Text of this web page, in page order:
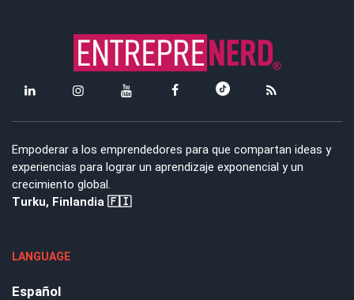
Empoderar a los emprendedores para que compartan ideas y
experiencias para lograr un aprendizaje exponencial y un
crecimiento global.
Turku, Finlandia 🇫🇮
LANGUAGE
Español